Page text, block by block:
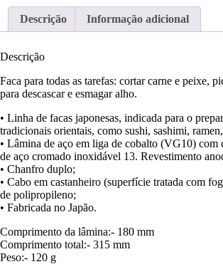
Descrição Informação adicional
Descrição
Faca para todas as tarefas: cortar carne e peixe,
para descascar e esmagar alho.
• Linha de facas japonesas, indicada para o
tradicionais orientais, como sushi, sashimi,
• Lâmina de aço em liga de cobalto (VG10) com
de aço cromado inoxidável 13. Revestimento
• Chanfro duplo;
• Cabo em castanheiro (superfície tratada com
de polipropileno;
• Fabricada no Japão.
Comprimento da lâmina:- 180 mm
Comprimento total:- 315 mm
Peso:- 120 g